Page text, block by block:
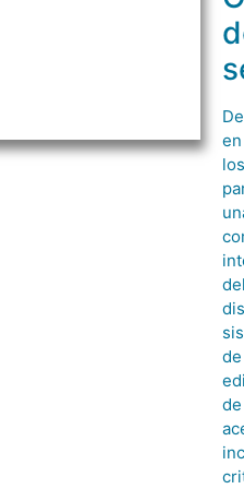
en
los
de
de